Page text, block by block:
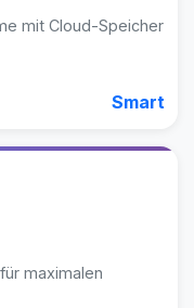
mit Cloud-Speicher
Smart
maximalen